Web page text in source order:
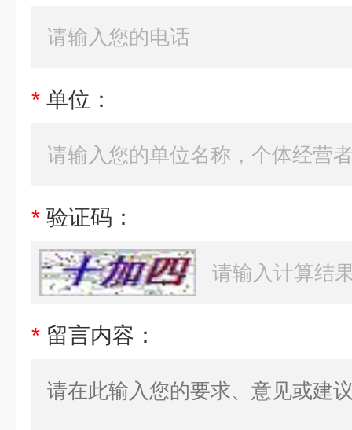
* 单位：
* 验证码：
* 留言内容：